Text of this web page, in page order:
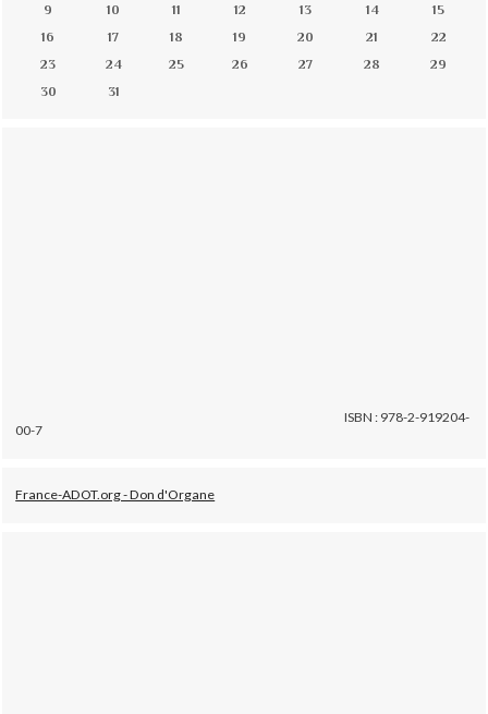
9
10 11 12 13 14
15
16
17 18 19 20 21
22
23
24 25 26 27 28
29
30
31
ISBN : 978-2-919204-
00-7
France-ADOT.org - Don d'Organe